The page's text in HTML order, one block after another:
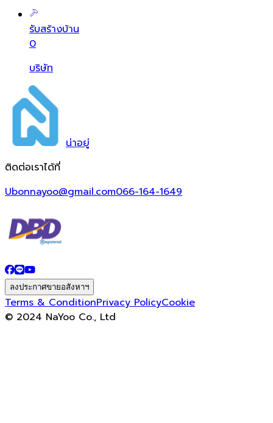
รับสร้างบ้าน
0
บริษัท
น่าอยู่
ติดต่อเราได้ที่
Ubonnayoo@gmail.com066-164-1649
ลงประกาศขายอสังหาฯ
Terms & ConditionPrivacy PolicyCookie
© 2024 NaYoo Co., Ltd